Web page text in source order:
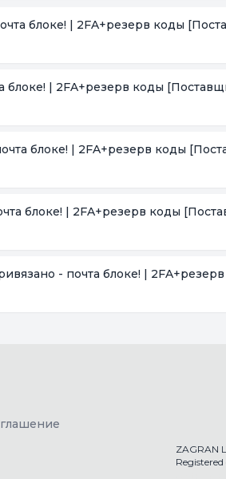
блоке! | 2FA+резерв коды
блоке! | 2FA+резерв коды
блоке! | 2FA+резерв коды
блоке! | 2FA+резерв коды
- почта блоке! |
ZAGRAN